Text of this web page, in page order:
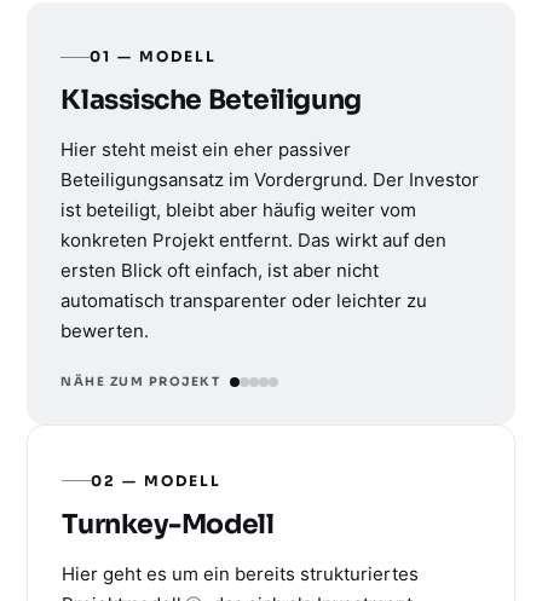
01 — MODELL
Klassische Beteiligung
Hier steht meist ein eher passiver
Beteiligungsansatz im Vordergrund. Der Investor
ist beteiligt, bleibt aber häufig weiter vom
konkreten Projekt entfernt. Das wirkt auf den
ersten Blick oft einfach, ist aber nicht
automatisch transparenter oder leichter zu
bewerten.
NÄHE ZUM PROJEKT
02 — MODELL
Turnkey-Modell
Hier geht es um ein bereits strukturiertes